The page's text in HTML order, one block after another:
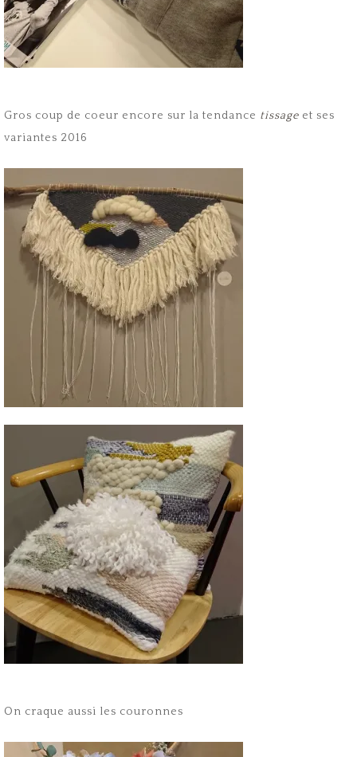
Gros coup de coeur encore sur la tendance tissage et ses
variantes 2016
On craque aussi les couronnes